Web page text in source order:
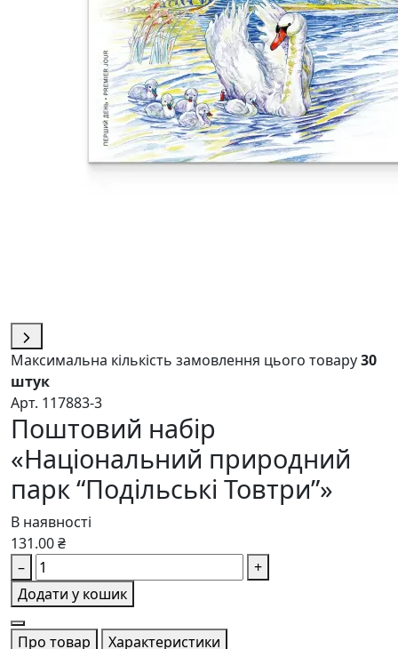
Максимальна кількість замовлення цього товару30
штук
Арт. 117883-3
Поштовий набір
«Національний природний
парк “Подільські Товтри”»
В наявності
131.00 ₴
–
+
Додати у кошик
Про товар
Характеристики